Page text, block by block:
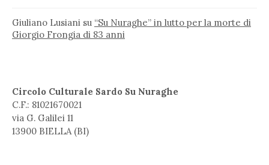
Giuliano Lusiani su “Su Nuraghe” in lutto per la morte di
Giorgio Frongia di 83 anni
Circolo Culturale Sardo Su Nuraghe
C.F.: 81021670021
via G. Galilei 11
13900 BIELLA (BI)